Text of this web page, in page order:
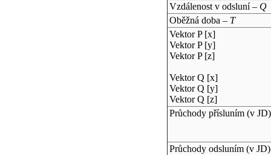
Vzdálenost v odsluní – Q
Oběžná doba – T
Vektor P [x]
Vektor P [y]
Vektor P [z]
Vektor Q [x]
Vektor Q [y]
Vektor Q [z]
Průchody přísluním (v JD)
Průchody odsluním (v JD)